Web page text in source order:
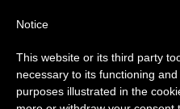
Notice
This website or its third party
necessary to its functioning
purposes illustrated in the